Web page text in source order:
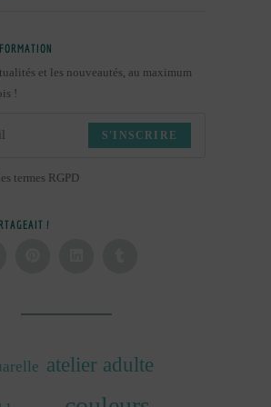
et les nouveautés, au maximum
!
S'INSCRIRE
termes RGPD
!
atelier adulte